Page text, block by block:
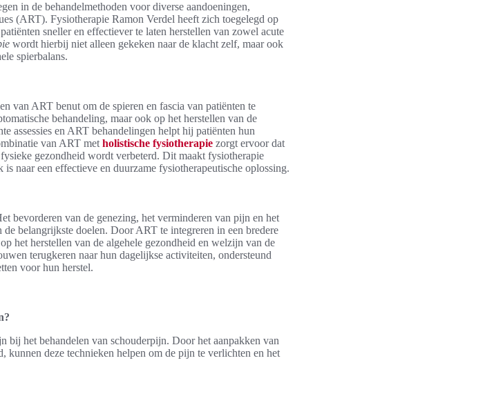
in de behandelmethoden voor diverse aandoeningen,
(ART). Fysiotherapie Ramon Verdel heeft zich toegelegd op
sneller en effectiever te laten herstellen van zowel acute
wordt hierbij niet alleen gekeken naar de klacht zelf, maar ook
spierbalans.
van ART benut om de spieren en fascia van patiënten te
behandeling, maar ook op het herstellen van de
assessies en ART behandelingen helpt hij patiënten hun
van ART met holistische fysiotherapie zorgt ervoor dat
gezondheid wordt verbeterd. Dit maakt fysiotherapie
naar een effectieve en duurzame fysiotherapeutische oplossing.
bevorderen van de genezing, het verminderen van pijn en het
belangrijkste doelen. Door ART te integreren in een bredere
het herstellen van de algehele gezondheid en welzijn van de
terugkeren naar hun dagelijkse activiteiten, ondersteund
voor hun herstel.
het behandelen van schouderpijn. Door het aanpakken van
kunnen deze technieken helpen om de pijn te verlichten en het